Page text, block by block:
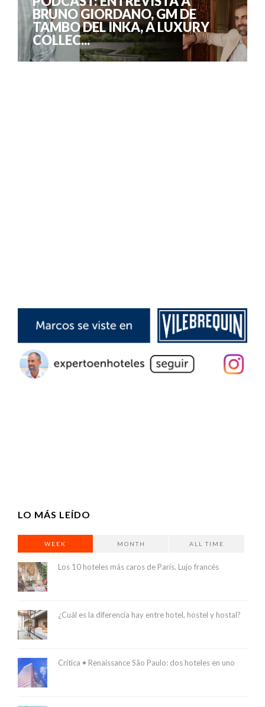
BRUNO GIORDANO, GM DE
TAMBO DEL INKA, A LUXURY
COLLEC...
LO MÁS LEÍDO
WEEK MONTH ALL TIME
Los 10 hoteles más caros de París. Lujo francés
¿Cuál es la diferencia hay entre hotel, hostel y hostal?
Crítica • Renaissance São Paulo: dos hoteles en uno